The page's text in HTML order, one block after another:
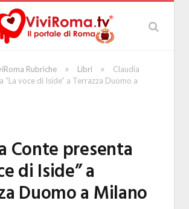
Rubriche » Libri »
Claudia
“La voce di Iside” a Terrazza Duomo a
Conte presenta
di Iside” a
Duomo a Milano